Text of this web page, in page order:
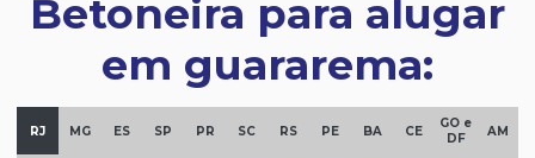
Betoneira para alugar
em guararema:
RJ MG ES SP PR SC RS PE BA CE
GO e
DF
AM